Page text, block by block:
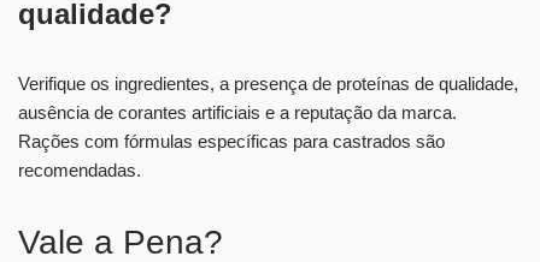
qualidade?
Verifique os ingredientes, a presença de proteínas de qualidade,
ausência de corantes artificiais e a reputação da marca.
Rações com fórmulas específicas para castrados são
recomendadas.
Vale a Pena?